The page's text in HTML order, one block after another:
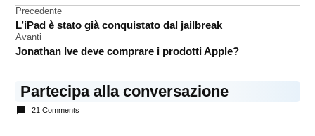
redeem
Navigazione
articoli
Precedente
L’iPad è stato già conquistato dal jailbreak
Avanti
Jonathan Ive deve comprare i prodotti Apple?
Partecipa alla conversazione
21 Comments